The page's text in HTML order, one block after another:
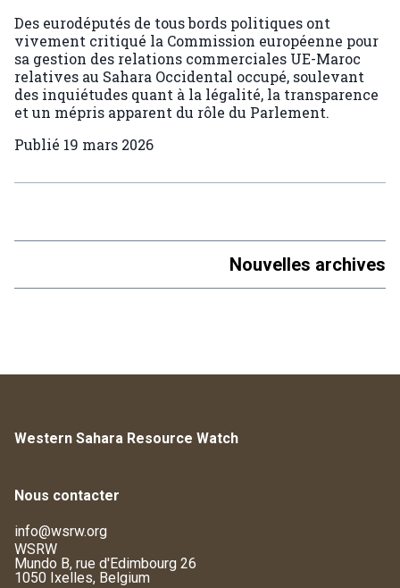
Des eurodéputés de tous bords politiques ont
vivement critiqué la Commission européenne pour
sa gestion des relations commerciales UE-Maroc
relatives au Sahara Occidental occupé, soulevant
des inquiétudes quant à la légalité, la transparence
et un mépris apparent du rôle du Parlement.
Publié 19 mars 2026
Nouvelles archives
Western Sahara Resource Watch
Nous contacter
info@wsrw.org
WSRW
Mundo B, rue d'Edimbourg 26
1050 Ixelles, Belgium